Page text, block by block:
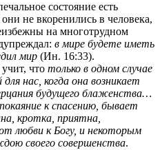
состояние есть
не вкоренились в человека,
на многотрудном
в мире будете иметь
мир (Ин. 16:33).
учит, что только в одном случае
нас, когда она возникает
будущего блаженства…
к спасению, бывает
кротка, приятна,
любви к Богу, и некоторым
своего совершенства.